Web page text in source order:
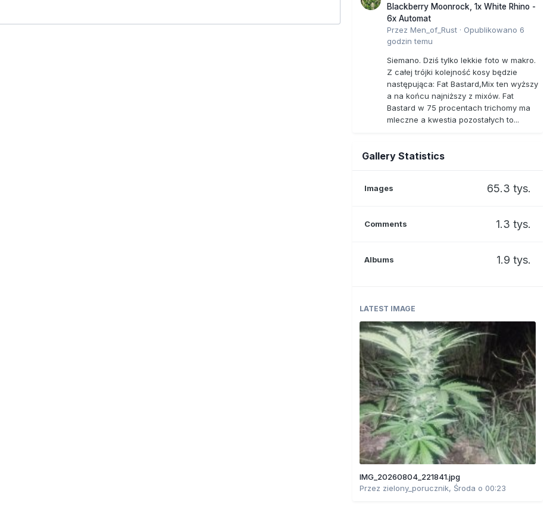
Blackberry Moonrock, 1x White Rhino -
6x Automat
Przez Men_of_Rust · Opublikowano 6
godzin temu
Siemano. Dziś tylko lekkie foto w makro.
Z całej trójki kolejność kosy będzie
następująca: Fat Bastard,Mix ten wyższy
a na końcu najniższy z mixów. Fat
Bastard w 75 procentach trichomy ma
mleczne a kwestia pozostałych to...
Gallery Statistics
Images 65.3 tys.
Comments 1.3 tys.
Albums 1.9 tys.
LATEST IMAGE
IMG_20260804_221841.jpg
Przez zielony_porucznik, Środa o 00:23